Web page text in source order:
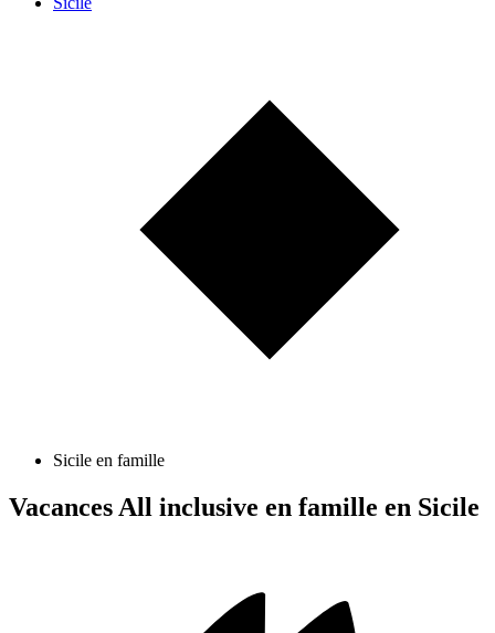
Sicile en famille
Vacances All inclusive en famille en Sicile